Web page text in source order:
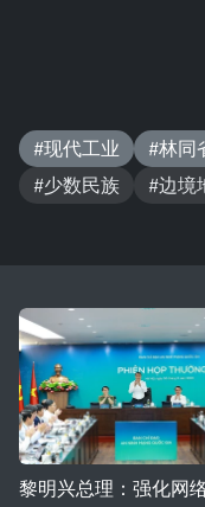
#现代工业 #林同
#少数民族
#边境
黎明兴总理：强化网